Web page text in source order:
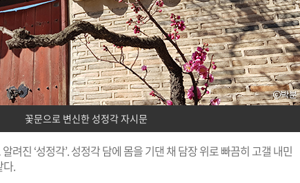
꽃문으로 변신한 성정각 자시문
려진 ‘성정각’. 성정각 담에 몸을 기댄 채 담장 위로 빠끔히 고갤 내민
다.